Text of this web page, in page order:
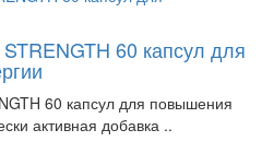
60 капсул для
60 капсул для повышения
активная добавка ..